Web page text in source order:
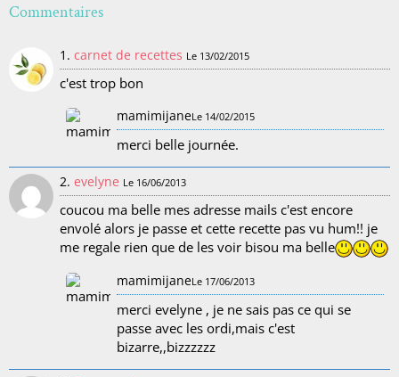
Commentaires
1. carnet de recettes Le 13/02/2015
c'est trop bon
mamimijaneLe 14/02/2015
merci belle journée.
2. evelyne Le 16/06/2013
coucou ma belle mes adresse mails c'est encore
envolé alors je passe et cette recette pas vu hum!! je
me regale rien que de les voir bisou ma belle
mamimijaneLe 17/06/2013
merci evelyne , je ne sais pas ce qui se
passe avec les ordi,mais c'est
bizarre,,bizzzzzz